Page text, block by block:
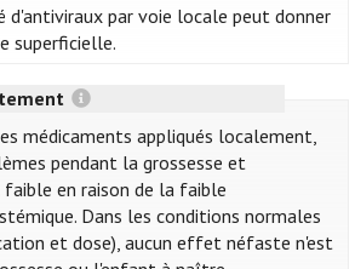
d'antiviraux par voie locale peut donner
superficielle.
médicaments appliqués localement,
pendant la grossesse et
en raison de la faible
Dans les conditions normales
et dose), aucun effet néfaste n'est